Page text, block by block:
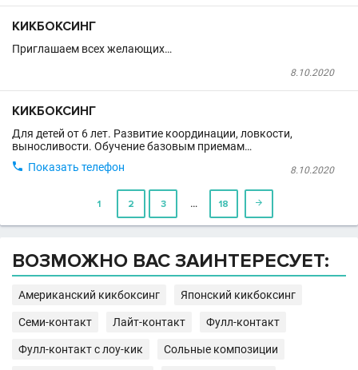
КИКБОКСИНГ
Приглашаем всех желающих…
8.10.2020
КИКБОКСИНГ
Для детей от 6 лет. Развитие координации, ловкости,
выносливости. Обучение базовым приемам…
8.10.2020
 Показать телефон
1 2 3 … 18 
ВОЗМОЖНО ВАС ЗАИНТЕРЕСУЕТ:
Американский кикбоксинг Японский кикбоксинг
Семи-контакт Лайт-контакт Фулл-контакт
Фулл-контакт с лоу-кик Сольные композиции